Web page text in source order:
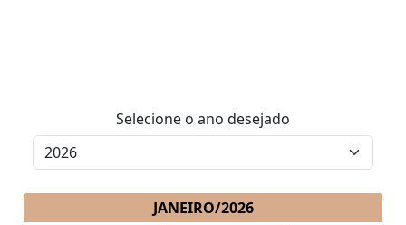
Selecione o ano desejado
JANEIRO/2026